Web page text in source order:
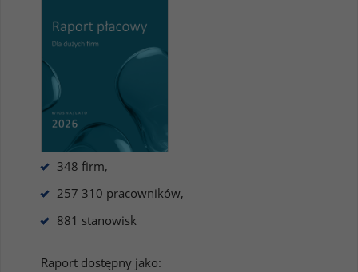
348 firm,
257 310 pracowników,
881 stanowisk
Raport dostępny jako: